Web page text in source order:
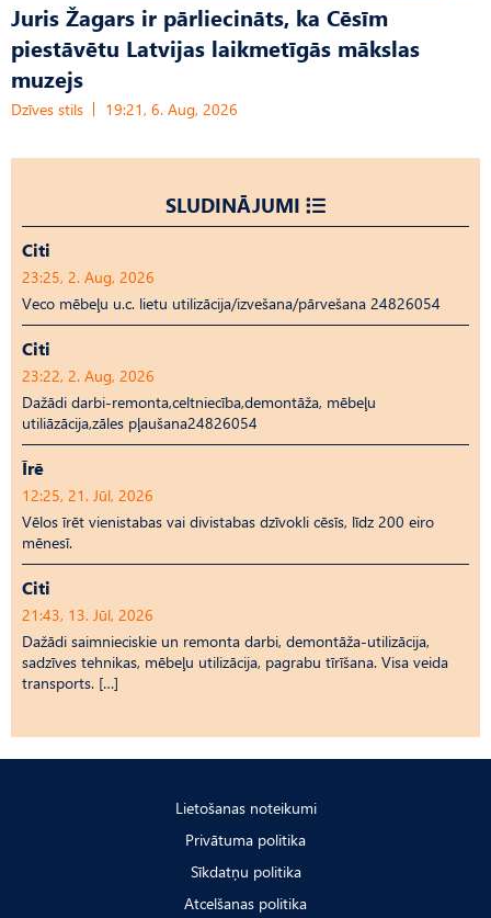
Juris Žagars ir pārliecināts, ka Cēsīm
piestāvētu Latvijas laikmetīgās mākslas
muzejs
Dzīves stils 19:21, 6. Aug, 2026
SLUDINĀJUMI
Citi
23:25, 2. Aug, 2026
Veco mēbeļu u.c. lietu utilizācija/izvešana/pārvešana 24826054
Citi
23:22, 2. Aug, 2026
Dažādi darbi-remonta,celtniecība,demontāža, mēbeļu
utiliāzācija,zāles pļaušana24826054
Īrē
12:25, 21. Jūl, 2026
Vēlos īrēt vienistabas vai divistabas dzīvokli cēsīs, līdz 200 eiro
mēnesī.
Citi
21:43, 13. Jūl, 2026
Dažādi saimnieciskie un remonta darbi, demontāža-utilizācija,
sadzīves tehnikas, mēbeļu utilizācija, pagrabu tīrīšana. Visa veida
transports. […]
Lietošanas noteikumi
Privātuma politika
Sīkdatņu politika
Atcelšanas politika